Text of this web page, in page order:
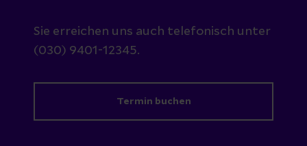
Sie erreichen uns auch telefonisch unter
(030) 9401-12345.
Termin buchen